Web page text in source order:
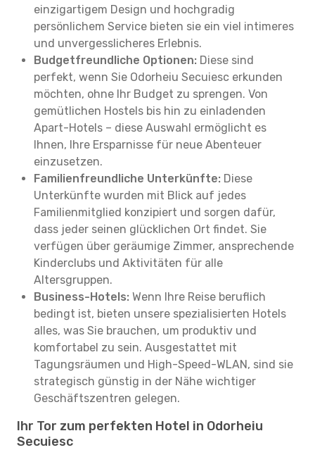
einzigartigem Design und hochgradig
persönlichem Service bieten sie ein viel intimeres
und unvergesslicheres Erlebnis.
Budgetfreundliche Optionen: Diese sind
perfekt, wenn Sie Odorheiu Secuiesc erkunden
möchten, ohne Ihr Budget zu sprengen. Von
gemütlichen Hostels bis hin zu einladenden
Apart-Hotels – diese Auswahl ermöglicht es
Ihnen, Ihre Ersparnisse für neue Abenteuer
einzusetzen.
Familienfreundliche Unterkünfte: Diese
Unterkünfte wurden mit Blick auf jedes
Familienmitglied konzipiert und sorgen dafür,
dass jeder seinen glücklichen Ort findet. Sie
verfügen über geräumige Zimmer, ansprechende
Kinderclubs und Aktivitäten für alle
Altersgruppen.
Business-Hotels: Wenn Ihre Reise beruflich
bedingt ist, bieten unsere spezialisierten Hotels
alles, was Sie brauchen, um produktiv und
komfortabel zu sein. Ausgestattet mit
Tagungsräumen und High-Speed-WLAN, sind sie
strategisch günstig in der Nähe wichtiger
Geschäftszentren gelegen.
Ihr Tor zum perfekten Hotel in Odorheiu
Secuiesc